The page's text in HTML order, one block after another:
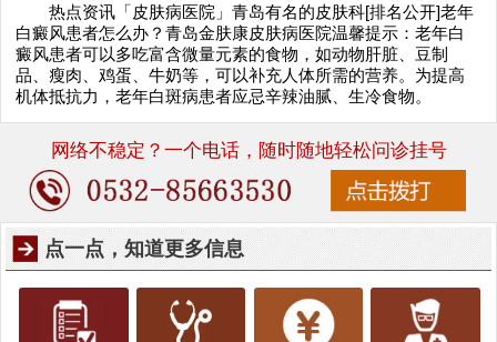
热点资讯「皮肤病医院」青岛有名的皮肤科[排名公开]老年
白癜风患者怎么办？青岛金肤康皮肤病医院温馨提示：老年白
癜风患者可以多吃富含微量元素的食物，如动物肝脏、豆制
品、瘦肉、鸡蛋、牛奶等，可以补充人体所需的营养。为提高
机体抵抗力，老年白斑病患者应忌辛辣油腻、生冷食物。
网络不稳定？一个电话，随时随地轻松问诊挂号
点一点，知道更多信息